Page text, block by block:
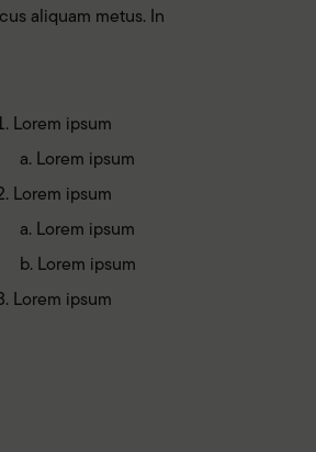
aliquam metus. In
Lorem ipsum
Lorem ipsum
Lorem ipsum
Lorem ipsum
Lorem ipsum
Lorem ipsum